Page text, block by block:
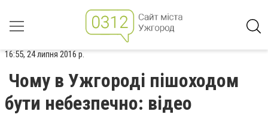
16:55, 24 липня 2016 р.
Чому в Ужгороді пішоходом
бути небезпечно: відео